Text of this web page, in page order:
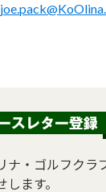
ナ・ゴルフクラ
します。